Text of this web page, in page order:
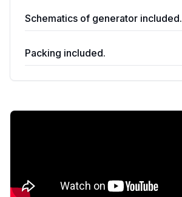
Schematics of generator included.
Packing included.